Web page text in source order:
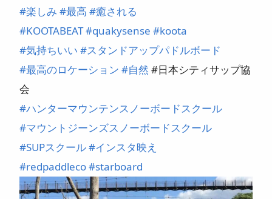
#楽しみ #最高 #癒される
#KOOTABEAT#quakysense #koota
#気持ちいい #スタンドアップパドルボード
#最高のロケーション #自然 #日本シティサップ協
会
#ハンターマウンテンスノーボードスクール
#マウントジーンズスノーボードスクール
#SUPスクール#インスタ映え
#redpaddleco#starboard